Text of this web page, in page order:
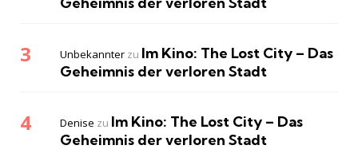
Unbekannter zu Im Kino: The Lost City – Das
Geheimnis der verloren Stadt
Denise zu Im Kino: The Lost City – Das
Geheimnis der verloren Stadt